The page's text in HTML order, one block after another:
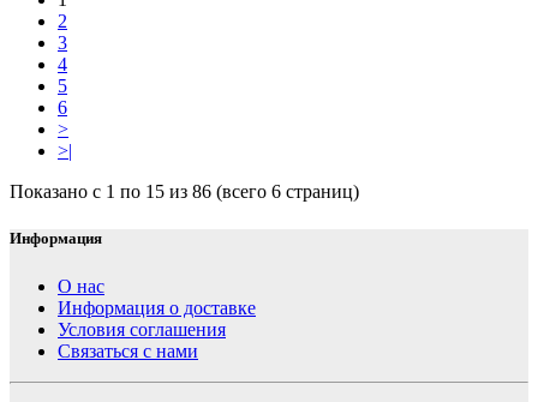
2
3
4
5
6
>
>|
Показано с 1 по 15 из 86 (всего 6 страниц)
Информация
О нас
Информация о доставке
Условия соглашения
Связаться с нами